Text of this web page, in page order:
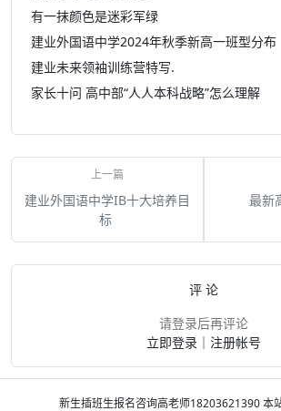
有一抹颜色是迷彩军绿
建业外国语中学2024年秋季新高一班型分布
建业未来领袖训练营特写.
家长十问 高中部“人人本科战略”怎么理解
建业外国语中学IB十大培养目
标
最新
评 论
请登录后再评论
立即登录 ｜ 注册帐号
新生插班生报名咨询高老师18203621390本